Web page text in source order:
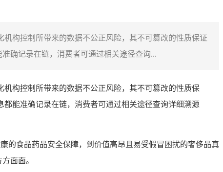
构控制所带来的数据不公正风险，其不可篡改的性质保证
确记录在链，消费者可通过相关途径查询...
构控制所带来的数据不公正风险，其不可篡改的性质保
能准确记录在链，消费者可通过相关途径查询详细溯源
的食品药品安全保障，到价值高昂且易受假冒困扰的奢侈品真
面面。